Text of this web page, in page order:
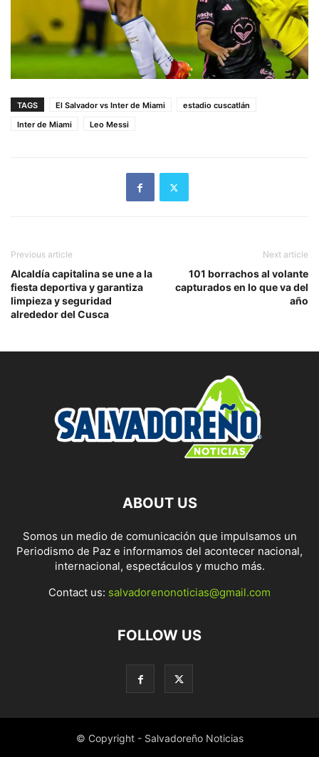
TAGS El Salvador vs Inter de Miami
estadio cuscatlán
Inter de Miami
Leo Messi
Previous article
Alcaldía capitalina se une a la
fiesta deportiva y garantiza
limpieza y seguridad
alrededor del Cusca
Next article
101 borrachos al volante
capturados en lo que va del
año
ABOUT US
Somos un medio de comunicación que impulsamos un
Periodismo de Paz e informamos del acontecer nacional,
internacional, espectáculos y mucho más.
Contact us: salvadorenonoticias@gmail.com
FOLLOW US
© Copyright - Salvadoreño Noticias